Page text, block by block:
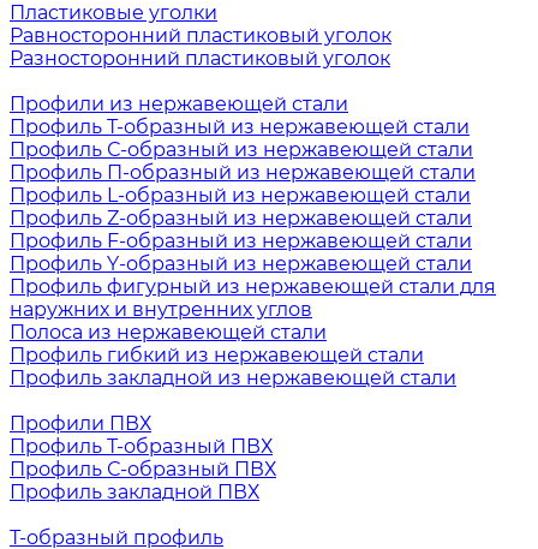
Пластиковые уголки
Равносторонний пластиковый уголок
Разносторонний пластиковый уголок
Профили из нержавеющей стали
Профиль Т-образный из нержавеющей стали
Профиль С-образный из нержавеющей стали
Профиль П-образный из нержавеющей стали
Профиль L-образный из нержавеющей стали
Профиль Z-образный из нержавеющей стали
Профиль F-образный из нержавеющей стали
Профиль Y-образный из нержавеющей стали
Профиль фигурный из нержавеющей стали для
наружних и внутренних углов
Полоса из нержавеющей стали
Профиль гибкий из нержавеющей стали
Профиль закладной из нержавеющей стали
Профили ПВХ
Профиль Т-образный ПВХ
Профиль С-образный ПВХ
Профиль закладной ПВХ
Т-образный профиль